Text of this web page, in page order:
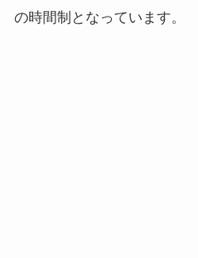
の時間制となっています。